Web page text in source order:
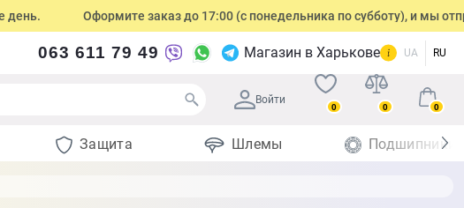
Оформите заказ до 17:00 (с понедельника по субботу), и мы отправим
063 611 79 49 Магазин в Харькове UA RU
Войти
0 0 0
Защита Шлемы Подшипники